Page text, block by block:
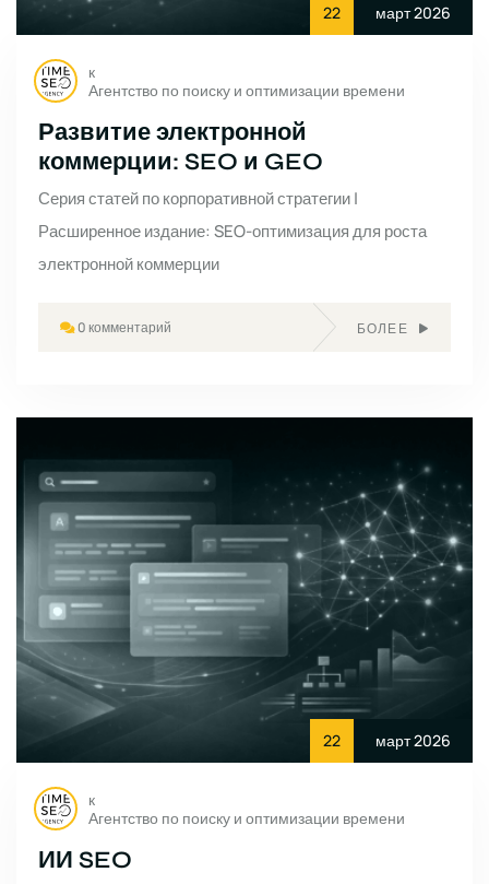
22 март 2026
к
Агентство по поиску и оптимизации времени
Развитие электронной
коммерции: SEO и GEO
Серия статей по корпоративной стратегии |
Расширенное издание: SEO-оптимизация для роста
электронной коммерции
0 комментарий БОЛЕЕ
22 март 2026
к
Агентство по поиску и оптимизации времени
ИИ SEO